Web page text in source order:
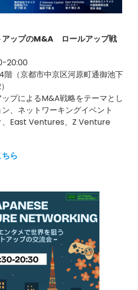
アップのM&A ロールアップ戦
20:00
（京都市中京区河原町通御池下
プによるM&A戦略をテーマとし
、ネットワーキングイベント
、East Ventures、Z Venture
ら